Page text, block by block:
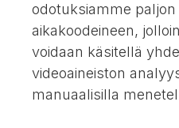
odotuksiamme
aikakoodeineen,
voidaan käsitellä
videoaineiston
manuaalisilla